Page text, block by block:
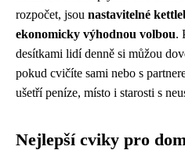
rozpočet, jsou nastavitelné
ekonomicky výhodnou volbou.
desítkami lidí denně si můžou
pokud cvičíte sami nebo s
ušetří peníze, místo i starosti s
Nejlepší cviky pro